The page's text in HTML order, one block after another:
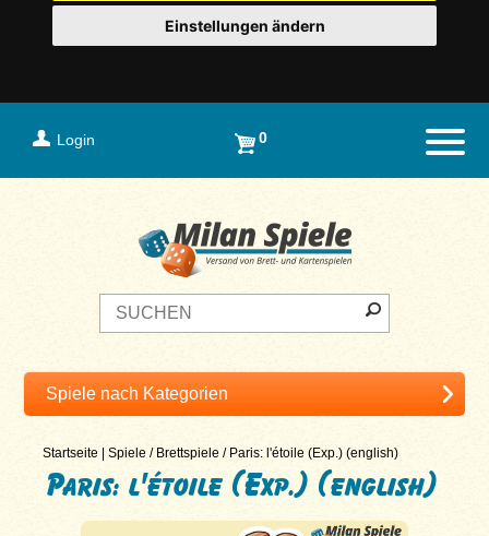
Einstellungen ändern
Login 0
Startseite |Spiele / Brettspiele / Paris: l'étoile (Exp.) (english)
Paris: l'étoile (Exp.) (english)